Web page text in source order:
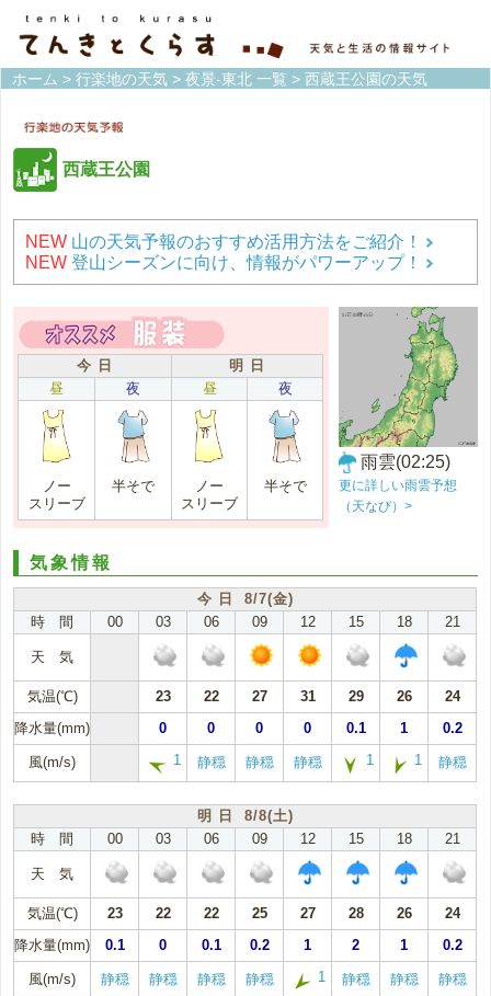
ホーム > 行楽地の天気 > 夜景-東北 一覧 > 西蔵王公園の天気
西蔵王公園
NEW 山の天気予報のおすすめ活用方法をご紹介！
NEW 登山シーズンに向け、情報がパワーアップ！
今 日
明 日
昼
夜 昼 夜
ノー
スリーブ
半そで
ノー
スリーブ
半そで
雨雲(02:25)
更に詳しい雨雲予想
（天なび）>
気象情報
今 日 8/7(金)
時 間
00 03 06 09 12 15 18 21
天 気
気温(℃) 23 22 27 31 29 26
24
降水量(mm)
0 0 0 0 0.1 1 0.2
風(m/s) 1 静穏 静穏 静穏 1 1 静穏
明 日 8/8(土)
時 間
00 03 06 09 12 15 18 21
天 気
気温(℃) 23 22 22 25 27 28 26
24
降水量(mm)
0.1 0 0.1 0.2 1 2 1 0.2
風(m/s) 静穏 静穏 静穏 静穏 1 静穏 静穏 静穏